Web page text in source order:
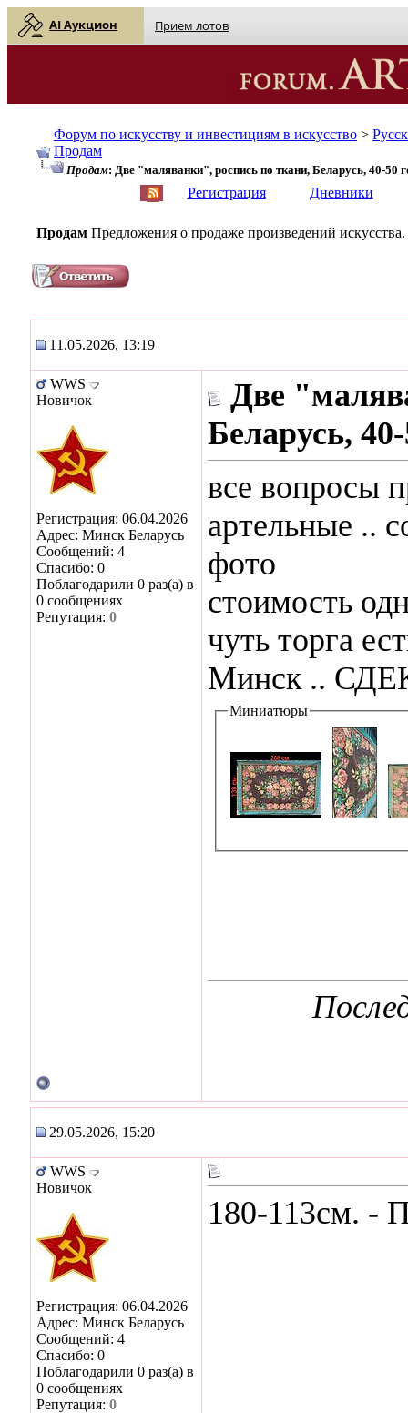
AI Аукцион Прием лотов
Форум по искусству и инвестициям в искусство >
Продам
Продам: Две "маляванки", роспись по ткани, Беларусь, 40-50
Регистрация Дневники
Продам Предложения о продаже произведений искусства.
11.05.2026, 13:19
WWS
Новичок
Регистрация: 06.04.2026
Адрес: Минск Беларусь
Сообщений: 4
Спасибо: 0
Поблагодарили 0 раз(а) в
0 сообщениях
Репутация: 0
Две
Беларусь,
все вопросы
артельные ..
фото
стоимость
чуть торга
Минск ..
Миниатюры
29.05.2026, 15:20
WWS
Новичок
Регистрация: 06.04.2026
Адрес: Минск Беларусь
Сообщений: 4
Спасибо: 0
Поблагодарили 0 раз(а) в
0 сообщениях
Репутация: 0
180-113см.